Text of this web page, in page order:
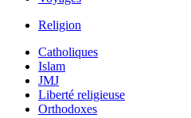
Religion
Catholiques
Islam
JMJ
Liberté religieuse
Orthodoxes